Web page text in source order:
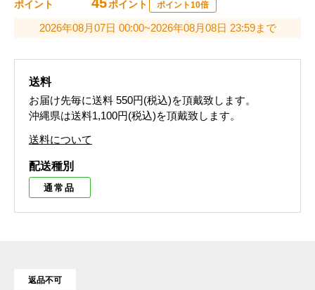
ポイント ポイント ポイント10倍
2026年08月07日 00:00~2026年08月08日 23:59まで
送料
お届け先毎に送料 550円(税込)を頂戴致します。
沖縄県は送料1,100円(税込)を頂戴致します。
送料について
配送種別
通常品
返品不可